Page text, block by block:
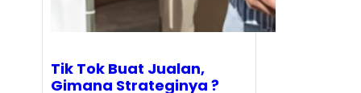
Tik Tok Buat Jualan,
Gimana Strateginya ?